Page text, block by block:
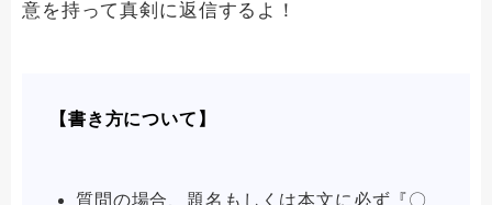
意を持って真剣に返信するよ！
【書き方について】
質問の場合、題名もしくは本文に必ず『〇